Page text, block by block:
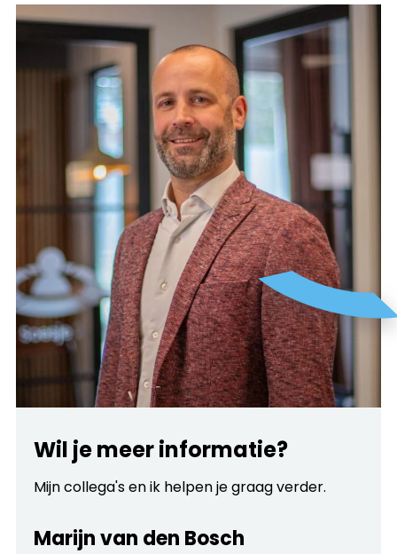
Wil je meer informatie?
Mijn collega's en ik helpen je graag verder.
Marijn van den Bosch